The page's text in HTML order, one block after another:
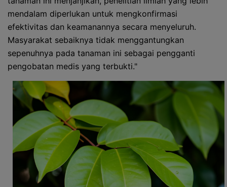
mendalam diperlukan untuk mengkonfirmasi
efektivitas dan keamanannya secara menyeluruh.
Masyarakat sebaiknya tidak menggantungkan
sepenuhnya pada tanaman ini sebagai pengganti
pengobatan medis yang terbukti."